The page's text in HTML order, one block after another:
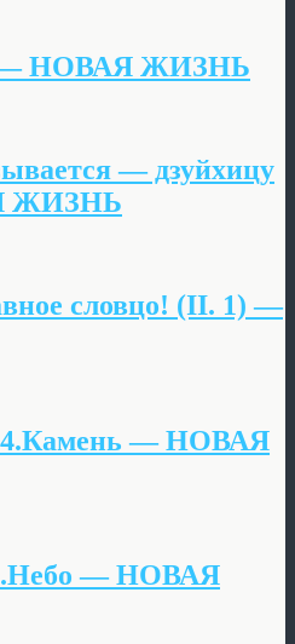
— НОВАЯ ЖИЗНЬ
— дзуйхицу
ЖИЗНЬ
словцо! (II. 1) —
— НОВАЯ
— НОВАЯ